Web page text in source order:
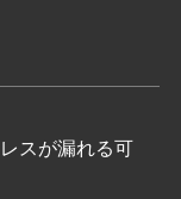
スが漏れる可